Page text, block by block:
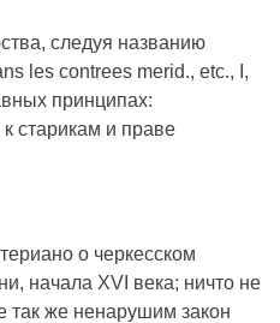
следуя названию
les contrees merid., etc., I,
принципах:
старикам и праве
о черкесском
начала XVI века; ничто не
так же ненарушим закон